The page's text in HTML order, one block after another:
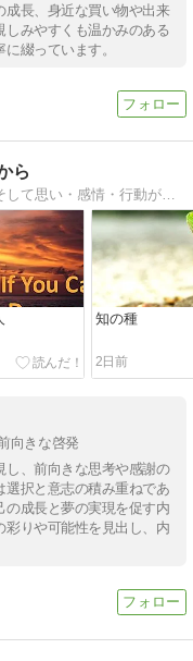
成長、身近な買い物や出来
しみやすくも温かみのある
綴っています。
ら
人を愛し、地球を愛し、宇宙を愛し、そして思い・感情・行動が、無限のエネルギーと調和して、人は描いた未来へと。
知の種
2日前
向きな啓発
し、前向きな思考や感謝の
選択と意志の積み重ねであ
の成長と夢の実現を促す内
彩りや可能性を見出し、内